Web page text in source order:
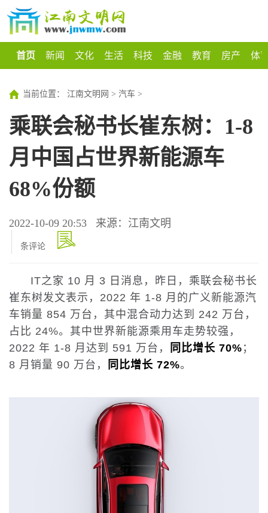
首页 新闻 文化 生活 科技 金融 教育 房产 体
当前位置： 江南文明网 > 汽车 >
乘联会秘书长崔东树：1-8
月中国占世界新能源车
68%份额
2022-10-09 20:53 来源：江南文明
条评论
IT之家 10 月 3 日消息，昨日，乘联会秘书长
崔东树发文表示，2022 年 1-8 月的广义新能源汽
车销量 854 万台，其中混合动力达到 242 万台，
占比 24%。其中世界新能源乘用车走势较强，
2022 年 1-8 月达到 591 万台，
同比增长 70% ；
8 月销量 90 万台，
同比增长 72%。